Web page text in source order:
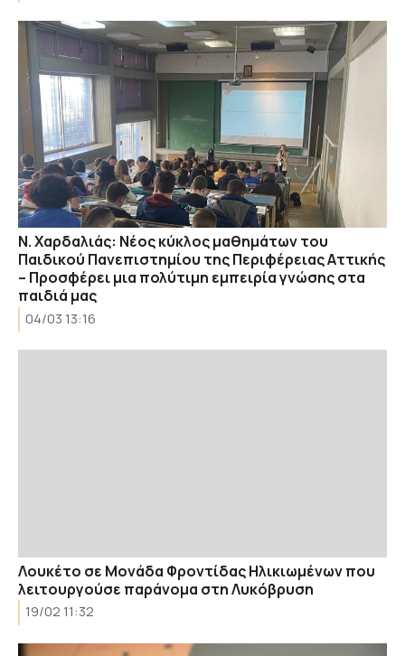
Ν. Χαρδαλιάς: Νέος κύκλος μαθημάτων του
Παιδικού Πανεπιστημίου της Περιφέρειας Αττικής
– Προσφέρει μια πολύτιμη εμπειρία γνώσης στα
παιδιά μας
04/03 13:16
Λουκέτο σε Μονάδα Φροντίδας Ηλικιωμένων που
λειτουργούσε παράνομα στη Λυκόβρυση
19/02 11:32